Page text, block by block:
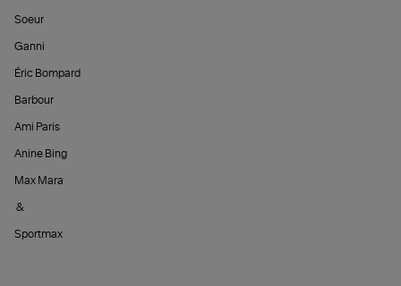
Soeur
Ganni
Éric Bompard
Barbour
Ami Paris
Anine Bing
Max Mara
&
Sportmax